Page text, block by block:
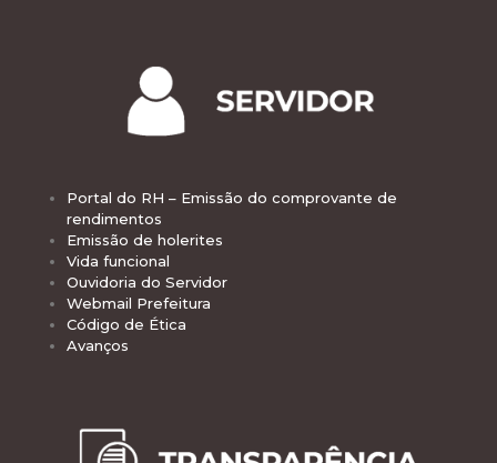
Portal do RH – Emissão do comprovante de
rendimentos
Emissão de holerites
Vida funcional
Ouvidoria do Servidor
Webmail Prefeitura
Código de Ética
Avanços